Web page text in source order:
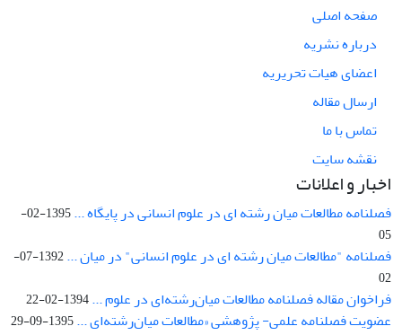
صفحه اصلی
درباره نشریه
اعضای هیات تحریریه
ارسال مقاله
تماس با ما
نقشه سایت
اخبار و اعلانات
فصلنامه مطالعات میان رشته ای در علوم انسانی در پایگاه ...
1395-02-
05
فصلنامه "مطالعات میان رشته ای در علوم انسانی" در میان ...
1392-07-
02
فراخوان مقاله فصلنامه مطالعات میان‌رشته‌ای در علوم ...1394-02-22
عضویت فصلنامه علمی- پژوهشی «مطالعات میان‌رشته‌ای ...1395-09-29